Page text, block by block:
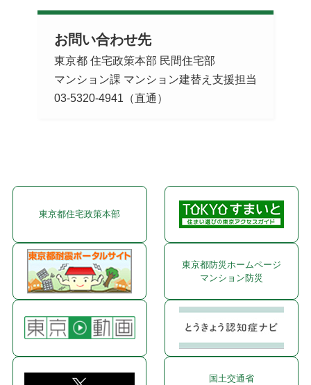
お問い合わせ先
東京都 住宅政策本部 民間住宅部
マンション課 マンション建替え支援担当
03-5320-4941（直通）
東京都住宅政策本部
東京都防災ホームページ
マンション防災
国土交通省